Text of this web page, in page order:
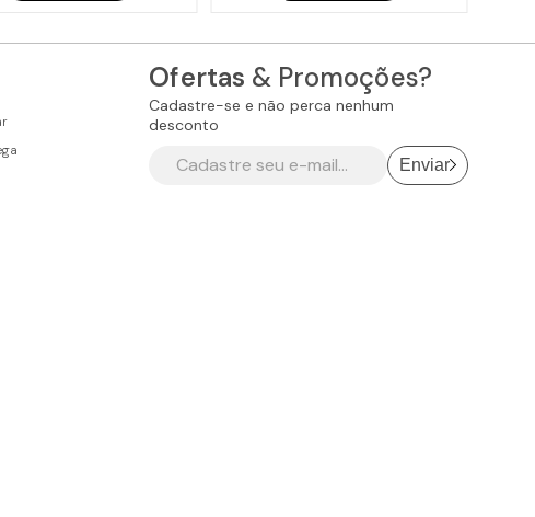
Ofertas & Promoções?
Cadastre-se e não perca nenhum
desconto
Enviar